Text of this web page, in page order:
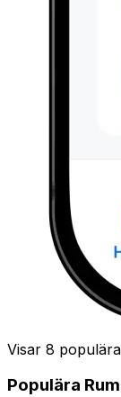
Visar 8
Populära